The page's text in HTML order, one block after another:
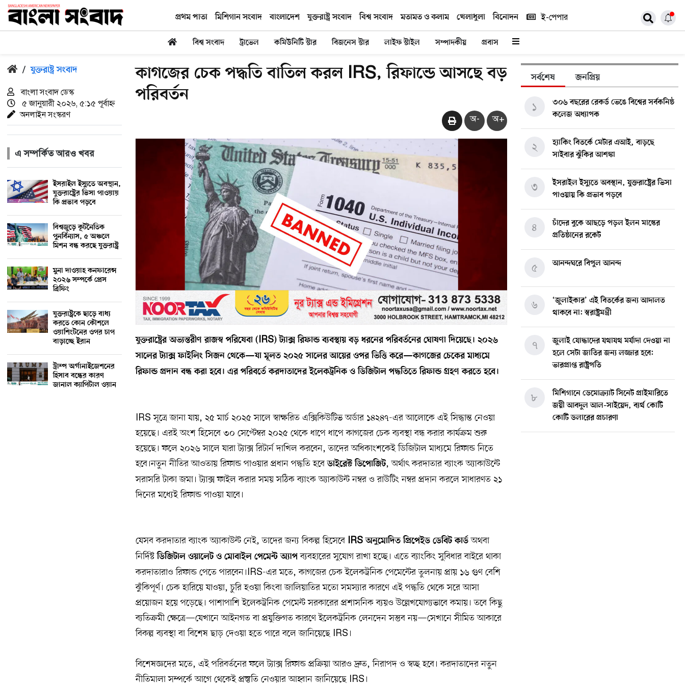
প্রথম পাতা মিশিগান সংবাদ বাংলাদেশ যুক্তরাষ্ট্র সংবাদ বিশ্ব সংবাদ মতামত ও কলাম খেলাধুলা বিনোদন ই-পেপার
বিশ্ব সংবাদ ট্রাভেল কমিউনিটি স্টার বিজনেস স্টার লাইফ স্টাইল সম্পাদকীয় প্রবাস
/ যুক্তরাষ্ট্র সংবাদ
বাংলা সংবাদ ডেস্ক
৫ জানুয়ারী ২০২৬, ৫:১৫ পূর্বাহ্ন
অনলাইন সংস্করণ
এ সম্পর্কিত আরও খবর
ইসরাইল ইস্যুতে অবস্থান,
যুক্তরাষ্ট্রের ভিসা পাওয়ায়
কি প্রভাব পড়বে
বিশ্বজুড়ে কূটনৈতিক
পুনর্বিন্যাস, ৫ অঞ্চলে
মিশন বন্ধ করছে যুক্তরাষ্ট্র
মুনা দাওয়াহ কনফারেন্স
২০২৬ সম্পর্কে প্রেস
ব্রিফিং
যুক্তরাষ্ট্রকে ছাড়ে বাধ্য
করতে কোন কৌশলে
ওয়াশিংটনের ওপর চাপ
বাড়াচ্ছে ইরান
ট্রাম্প অর্গানাইজেশনের
হিসাব বন্ধের কারণ
জানাল ক্যাপিটাল ওয়ান
কাগজের চেক পদ্ধতি বাতিল করল IRS, রিফান্ডে আসছে বড়
পরিবর্তন
অ- অ+
যুক্তরাষ্ট্রের অভ্যন্তরীণ রাজস্ব পরিষেবা (IRS) ট্যাক্স রিফান্ড ব্যবস্থায় বড় ধরনের পরিবর্তনের ঘোষণা দিয়েছে। ২০২৬
সালের ট্যাক্স ফাইলিং সিজন থেকে—যা মূলত ২০২৫ সালের আয়ের ওপর ভিত্তি করে—কাগজের চেকের মাধ্যমে
রিফান্ড প্রদান বন্ধ করা হবে। এর পরিবর্তে করদাতাদের ইলেকট্রনিক ও ডিজিটাল পদ্ধতিতে রিফান্ড গ্রহণ করতে হবে।
IRS সূত্রে জানা যায়, ২৫ মার্চ ২০২৫ সালে স্বাক্ষরিত এক্সিকিউটিভ অর্ডার ১৪২৪৭-এর আলোকে এই সিদ্ধান্ত নেওয়া
হয়েছে। এরই অংশ হিসেবে ৩০ সেপ্টেম্বর ২০২৫ থেকে ধাপে ধাপে কাগজের চেক ব্যবস্থা বন্ধ করার কার্যক্রম শুরু
হয়েছে। ফলে ২০২৬ সালে যারা ট্যাক্স রিটার্ন দাখিল করবেন, তাদের অধিকাংশকেই ডিজিটাল মাধ্যমে রিফান্ড নিতে
হবে।নতুন নীতির আওতায় রিফান্ড পাওয়ার প্রধান পদ্ধতি হবেডাইরেক্ট ডিপোজিট, অর্থাৎ করদাতার ব্যাংক অ্যাকাউন্টে
সরাসরি টাকা জমা। ট্যাক্স ফাইল করার সময় সঠিক ব্যাংক অ্যাকাউন্ট নম্বর ও রাউটিং নম্বর প্রদান করলে সাধারণত ২১
দিনের মধ্যেই রিফান্ড পাওয়া যাবে।
যেসব করদাতার ব্যাংক অ্যাকাউন্ট নেই, তাদের জন্য বিকল্প হিসেবে IRSঅনুমোদিত প্রিপেইড ডেবিট কার্ডঅথবা
নির্দিষ্টডিজিটাল ওয়ালেট ও মোবাইল পেমেন্ট অ্যাপব্যবহারের সুযোগ রাখা হচ্ছে। এতে ব্যাংকিং সুবিধার বাইরে থাকা
করদাতারাও রিফান্ড পেতে পারবেন।IRS-এর মতে, কাগজের চেক ইলেকট্রনিক পেমেন্টের তুলনায় প্রায় ১৬ গুণ বেশি
ঝুঁকিপূর্ণ। চেক হারিয়ে যাওয়া, চুরি হওয়া কিংবা জালিয়াতির মতো সমস্যার কারণে এই পদ্ধতি থেকে সরে আসা
প্রয়োজন হয়ে পড়েছে। পাশাপাশি ইলেকট্রনিক পেমেন্ট সরকারের প্রশাসনিক ব্যয়ও উল্লেখযোগ্যভাবে কমায়। তবে কিছু
ব্যতিক্রমী ক্ষেত্রে—যেখানে আইনগত বা প্রযুক্তিগত কারণে ইলেকট্রনিক লেনদেন সম্ভব নয়—সেখানে সীমিত আকারে
বিকল্প ব্যবস্থা বা বিশেষ ছাড় দেওয়া হতে পারে বলে জানিয়েছে IRS।
বিশেষজ্ঞদের মতে, এই পরিবর্তনের ফলে ট্যাক্স রিফান্ড প্রক্রিয়া আরও দ্রুত, নিরাপদ ও স্বচ্ছ হবে। করদাতাদের নতুন
নীতিমালা সম্পর্কে আগে থেকেই প্রস্তুতি নেওয়ার আহ্বান জানিয়েছে IRS।
সর্বশেষ জনপ্রিয়
৩০৬ বছরের রেকর্ড ভেঙে বিশ্বের সর্বকনিষ্ঠ
কলেজ অধ্যাপক
১
হ্যাকিং বিতর্কে মেটার এআই, বাড়ছে
সাইবার ঝুঁকির আশঙ্কা
২
ইসরাইল ইস্যুতে অবস্থান, যুক্তরাষ্ট্রের ভিসা
পাওয়ায় কি প্রভাব পড়বে
৩
চাঁদের বুকে আছড়ে পড়ল ইলন মাস্কের
প্রতিষ্ঠানের রকেট
৪
আনন্দঘরে বিপুল আনন্দ
৫
‘জুলাইকার’ এই বিতর্কের জন্য আদালত
থাকবে না: স্বরাষ্ট্রমন্ত্রী
৬
জুলাই যোদ্ধাদের যথাযথ মর্যাদা দেওয়া না
হলে সেটা জাতির জন্য লজ্জার হবে:
ভারপ্রাপ্ত রাষ্ট্রপতি
৭
মিশিগানে ডেমোক্র্যাট সিনেট প্রাইমারিতে
জয়ী আবদুল আল-সাইয়েদ, ব্যর্থ কোটি
কোটি ডলারের প্রচারণা
৮